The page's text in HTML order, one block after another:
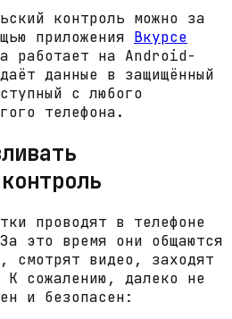
контроль можно за
приложения Вкурсе
работает на Android-
данные в защищённый
с любого
телефона.
проводят в телефоне
это время они общаются
смотрят видео, заходят
К сожалению, далеко не
и безопасен: